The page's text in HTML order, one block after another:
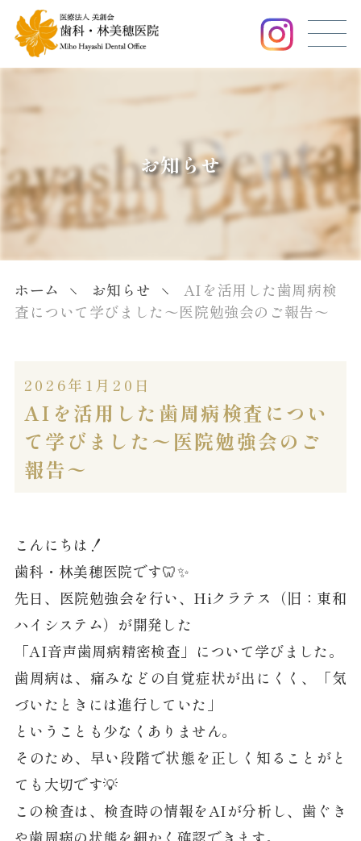
お知らせ
ホーム お知らせ
AIを活用した歯周病検
査について学びました〜医院勉強会のご報告〜
2026年1月20日
AIを活用した歯周病検査につい
て学びました〜医院勉強会のご
報告〜
こんにちは！
歯科・林美穂医院です🦷✨
先日、医院勉強会を行い、Hiクラテス（旧：東和
ハイシステム）が開発した
「AI音声歯周病精密検査」について学びました。
歯周病は、痛みなどの自覚症状が出にくく、「気
づいたときには進行していた」
ということも少なくありません。
そのため、早い段階で状態を正しく知ることがと
ても大切です💡
この検査は、検査時の情報をAIが分析し、歯ぐき